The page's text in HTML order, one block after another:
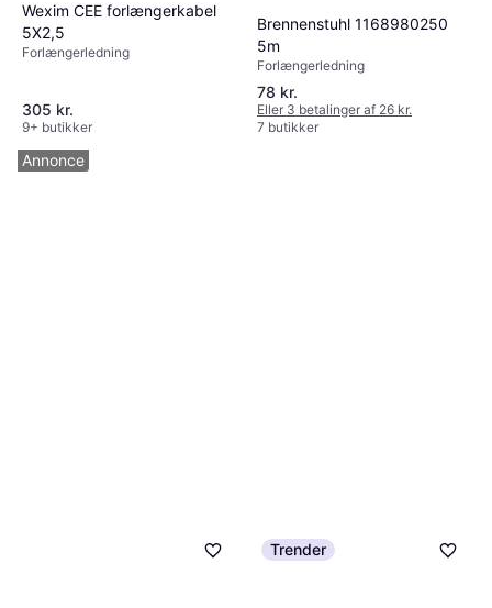
Wexim CEE forlængerkabel
5X2,5
Forlængerledning
305 kr.
9+ butikker
Brennenstuhl 1168980250
5m
Forlængerledning
78 kr.
Eller 3 betalinger af 26 kr.
7 butikker
Trender
Annonce